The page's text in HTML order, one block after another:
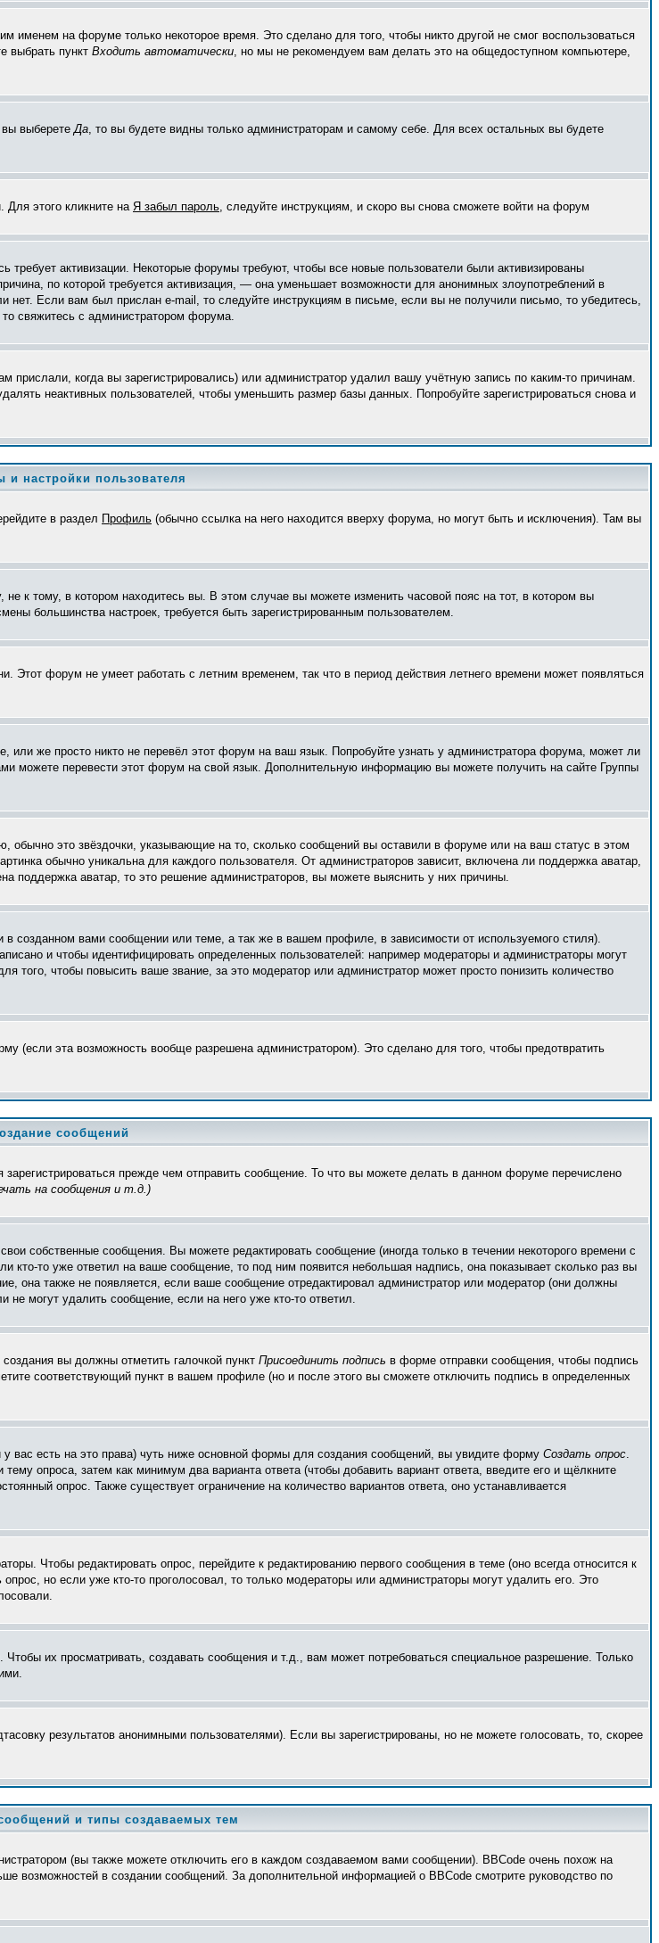
именем на форуме только некоторое время. Это сделано для того, чтобы никто другой не смог воспользоваться
выбрать пункт Входить автоматически, но мы не рекомендуем вам делать это на общедоступном компьютере,
вы выберетеДа, то вы будете видны только администраторам и самому себе. Для всех остальных вы будете
этого кликните на Я забыл пароль, следуйте инструкциям, и скоро вы снова сможете войти на форум
активизации. Некоторые форумы требуют, чтобы все новые пользователи были активизированы
по которой требуется активизация, — она уменьшает возможности для анонимных злоупотреблений в
нет. Если вам был прислан e-mail, то следуйте инструкциям в письме, если вы не получили письмо, то убедитесь,
свяжитесь с администратором форума.
когда вы зарегистрировались) или администратор удалил вашу учётную запись по каким-то причинам.
неактивных пользователей, чтобы уменьшить размер базы данных. Попробуйте зарегистрироваться снова и
и настройки пользователя
в раздел Профиль (обычно ссылка на него находится вверху форума, но могут быть и исключения). Там вы
к тому, в котором находитесь вы. В этом случае вы можете изменить часовой пояс на тот, в котором вы
большинства настроек, требуется быть зарегистрированным пользователем.
Этот форум не умеет работать с летним временем, так что в период действия летнего времени может появляться
или же просто никто не перевёл этот форум на ваш язык. Попробуйте узнать у администратора форума, может ли
можете перевести этот форум на свой язык. Дополнительную информацию вы можете получить на сайте Группы
обычно это звёздочки, указывающие на то, сколько сообщений вы оставили в форуме или на ваш статус в этом
обычно уникальна для каждого пользователя. От администраторов зависит, включена ли поддержка аватар,
поддержка аватар, то это решение администраторов, вы можете выяснить у них причины.
созданном вами сообщении или теме, а так же в вашем профиле, в зависимости от используемого стиля).
и чтобы идентифицировать определенных пользователей: например модераторы и администраторы могут
чтобы повысить ваше звание, за это модератор или администратор может просто понизить количество
(если эта возможность вообще разрешена администратором). Это сделано для того, чтобы предотвратить
сообщений
прежде чем отправить сообщение. То что вы можете делать в данном форуме перечислено
на сообщения и т.д. )
собственные сообщения. Вы можете редактировать сообщение (иногда только в течении некоторого времени с
кто-то уже ответил на ваше сообщение, то под ним появится небольшая надпись, она показывает сколько раз вы
она также не появляется, если ваше сообщение отредактировал администратор или модератор (они должны
не могут удалить сообщение, если на него уже кто-то ответил.
вы должны отметить галочкой пункт Присоединить подпись в форме отправки сообщения, чтобы подпись
соответствующий пункт в вашем профиле (но и после этого вы сможете отключить подпись в определенных
вас есть на это права) чуть ниже основной формы для создания сообщений, вы увидите форму Создать опрос.
опроса, затем как минимум два варианта ответа (чтобы добавить вариант ответа, введите его и щёлкните
опрос. Также существует ограничение на количество вариантов ответа, оно устанавливается
Чтобы редактировать опрос, перейдите к редактированию первого сообщения в теме (оно всегда относится к
но если уже кто-то проголосовал, то только модераторы или администраторы могут удалить его. Это
их просматривать, создавать сообщения и т.д., вам может потребоваться специальное разрешение. Только
результатов анонимными пользователями). Если вы зарегистрированы, но не можете голосовать, то, скорее
и типы создаваемых тем
(вы также можете отключить его в каждом создаваемом вами сообщении). BBCode очень похож на
возможностей в создании сообщений. За дополнительной информацией о BBCode смотрите руководство по